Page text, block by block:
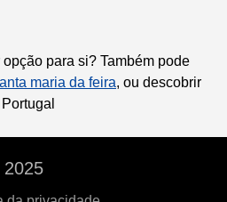
para si? Também pode
maria da feira, ou descobrir